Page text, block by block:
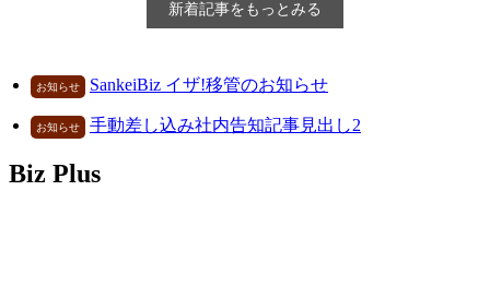
新着記事をもっとみる
お知らせ SankeiBiz イザ!移管のお知らせ
お知らせ 手動差し込み社内告知記事見出し2
Biz Plus